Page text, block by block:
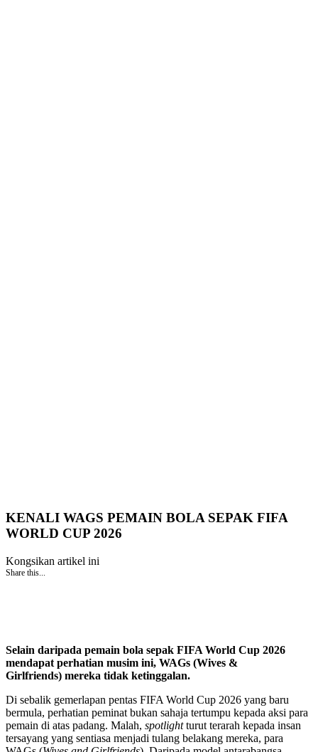
KENALI WAGS PEMAIN BOLA SEPAK FIFA
WORLD CUP 2026
Kongsikan artikel ini
Share this...
Selain daripada pemain bola sepak FIFA World Cup 2026
mendapat perhatian musim ini, WAGs (Wives &
Girlfriends) mereka tidak ketinggalan.
Di sebalik gemerlapan pentas FIFA World Cup 2026 yang baru
bermula, perhatian peminat bukan sahaja tertumpu kepada aksi para
pemain di atas padang. Malah, spotlightturut terarah kepada insan
tersayang yang sentiasa menjadi tulang belakang mereka, para